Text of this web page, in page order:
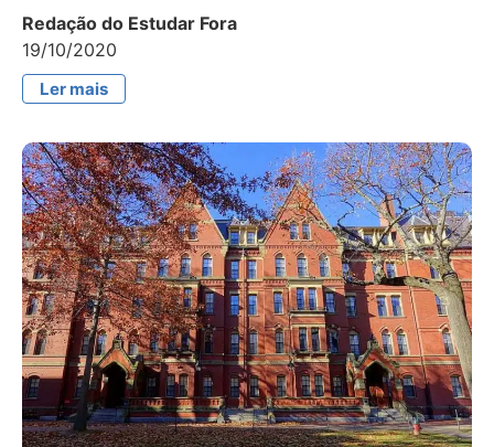
Redação do Estudar Fora
19/10/2020
Ler mais